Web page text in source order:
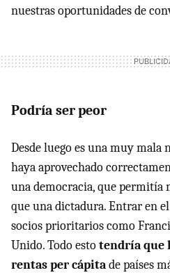
nuestras oportunidades de
Podría ser peor
Desde luego es una muy mala
haya aprovechado
una democracia, que permitía
que una dictadura. Entrar en
socios prioritarios como
Unido. Todo estotendría que
rentas per cápitade países